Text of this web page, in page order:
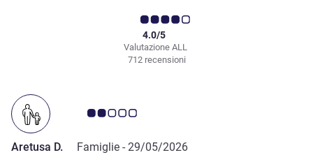
Valutazione ALL
4.0/5
712 recensioni
Giudizio clienti 2.0/5
Aretusa D. Famiglie - 29/05/2026